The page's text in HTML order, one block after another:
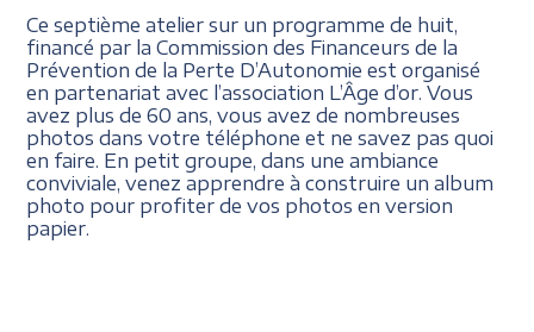
Ce septième atelier sur un programme de huit,
financé par la Commission des Financeurs de la
Prévention de la Perte D’Autonomie est organisé
en partenariat avec l’association L’Âge d’or. Vous
avez plus de 60 ans, vous avez de nombreuses
photos dans votre téléphone et ne savez pas quoi
en faire. En petit groupe, dans une ambiance
conviviale, venez apprendre à construire un album
photo pour profiter de vos photos en version
papier.